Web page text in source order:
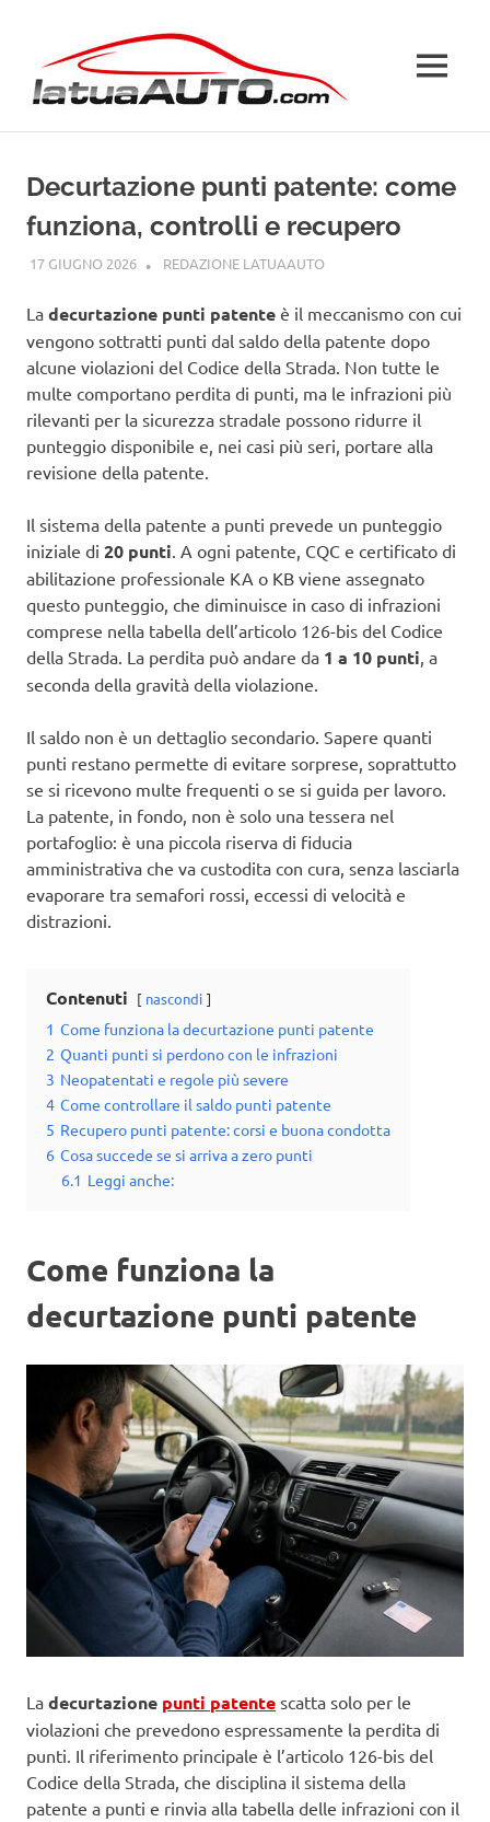
contenuto
MENU
Decurtazione punti patente: come
funziona, controlli e recupero
17 GIUGNO 2026 REDAZIONE LATUAAUTOCODICE DELLA STRADA
La decurtazione punti patente è il meccanismo con cui
vengono sottratti punti dal saldo della patente dopo
alcune violazioni del Codice della Strada. Non tutte le
multe comportano perdita di punti, ma le infrazioni più
rilevanti per la sicurezza stradale possono ridurre il
punteggio disponibile e, nei casi più seri, portare alla
revisione della patente.
Il sistema della patente a punti prevede un punteggio
iniziale di 20 punti. A ogni patente, CQC e certificato di
abilitazione professionale KA o KB viene assegnato
questo punteggio, che diminuisce in caso di infrazioni
comprese nella tabella dell’articolo 126-bis del Codice
della Strada. La perdita può andare da 1 a 10 punti, a
seconda della gravità della violazione.
Il saldo non è un dettaglio secondario. Sapere quanti
punti restano permette di evitare sorprese, soprattutto
se si ricevono multe frequenti o se si guida per lavoro.
La patente, in fondo, non è solo una tessera nel
portafoglio: è una piccola riserva di fiducia
amministrativa che va custodita con cura, senza lasciarla
evaporare tra semafori rossi, eccessi di velocità e
distrazioni.
Contenuti nascondi
1 Come funziona la decurtazione punti patente
2 Quanti punti si perdono con le infrazioni
3 Neopatentati e regole più severe
4 Come controllare il saldo punti patente
5 Recupero punti patente: corsi e buona condotta
6 Cosa succede se si arriva a zero punti
6.1 Leggi anche:
Come funziona la
decurtazione punti patente
La decurtazione punti patente scatta solo per le
violazioni che prevedono espressamente la perdita di
punti. Il riferimento principale è l’articolo 126-bis del
Codice della Strada, che disciplina il sistema della
patente a punti e rinvia alla tabella delle infrazioni con il